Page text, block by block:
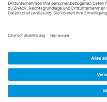
Wir verwenden
der Nutzung des
Mehr